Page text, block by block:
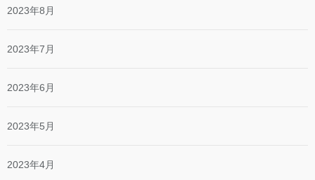
2023年8月
2023年7月
2023年6月
2023年5月
2023年4月